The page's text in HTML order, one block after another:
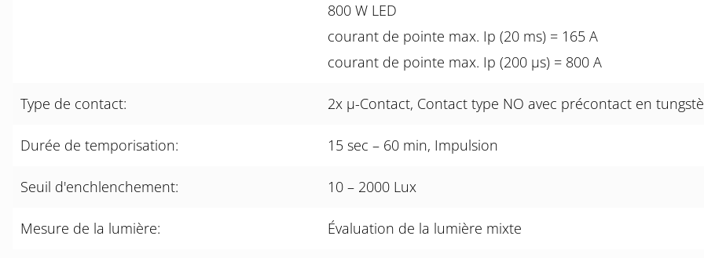
800 W LED
courant de pointe max. Ip (20 ms) = 165 A
courant de pointe max. Ip (200 µs) = 800 A
Type de contact: 2x µ-Contact, Contact type NO avec précontact en
Durée de temporisation: 15 sec – 60 min, Impulsion
Seuil d'enchlenchement: 10 – 2000 Lux
Mesure de la lumière: Évaluation de la lumière mixte